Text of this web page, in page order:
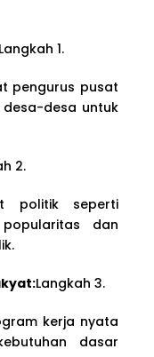
Langkah 1.
pengurus pusat
desa untuk
2.
politik seperti
dan
Langkah 3.
kerja nyata
dasar